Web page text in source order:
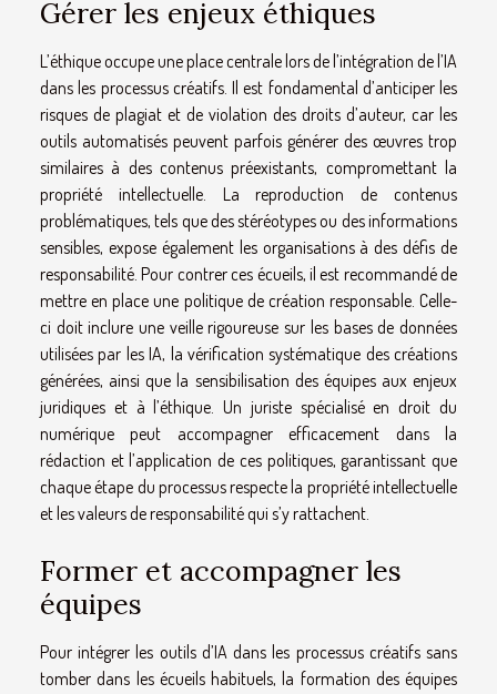
Gérer les enjeux éthiques
L’éthique occupe une place centrale lors de l’intégration de l’IA
dans les processus créatifs. Il est fondamental d’anticiper les
risques de plagiat et de violation des droits d’auteur, car les
outils automatisés peuvent parfois générer des œuvres trop
similaires à des contenus préexistants, compromettant la
propriété intellectuelle. La reproduction de contenus
problématiques, tels que des stéréotypes ou des informations
sensibles, expose également les organisations à des défis de
responsabilité. Pour contrer ces écueils, il est recommandé de
mettre en place une politique de création responsable. Celle-
ci doit inclure une veille rigoureuse sur les bases de données
utilisées par les IA, la vérification systématique des créations
générées, ainsi que la sensibilisation des équipes aux enjeux
juridiques et à l’éthique. Un juriste spécialisé en droit du
numérique peut accompagner efficacement dans la
rédaction et l’application de ces politiques, garantissant que
chaque étape du processus respecte la propriété intellectuelle
et les valeurs de responsabilité qui s’y rattachent.
Former et accompagner les
équipes
Pour intégrer les outils d’IA dans les processus créatifs sans
tomber dans les écueils habituels, la formation des équipes